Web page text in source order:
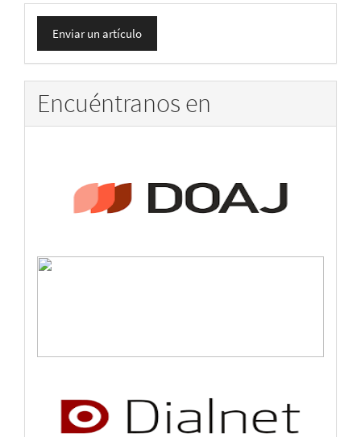
Enviar
un
artículo
Enviar un artículo
Encuéntranos en